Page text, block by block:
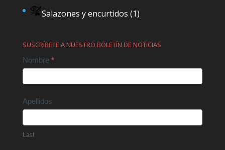
Salazones y encurtidos (1)
SUSCRÍBETE A NUESTRO BOLETÍN DE NOTICIAS
Contact
Nombre *
Apellidos
Last